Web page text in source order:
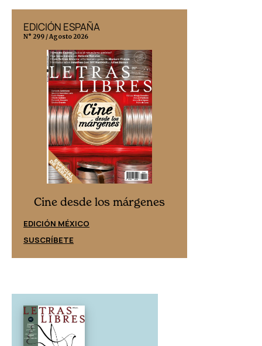
EDICIÓN ESPAÑA
N° 299 / Agosto 2026
Cine desde los márgenes
EDICIÓN MÉXICO
SUSCRÍBETE